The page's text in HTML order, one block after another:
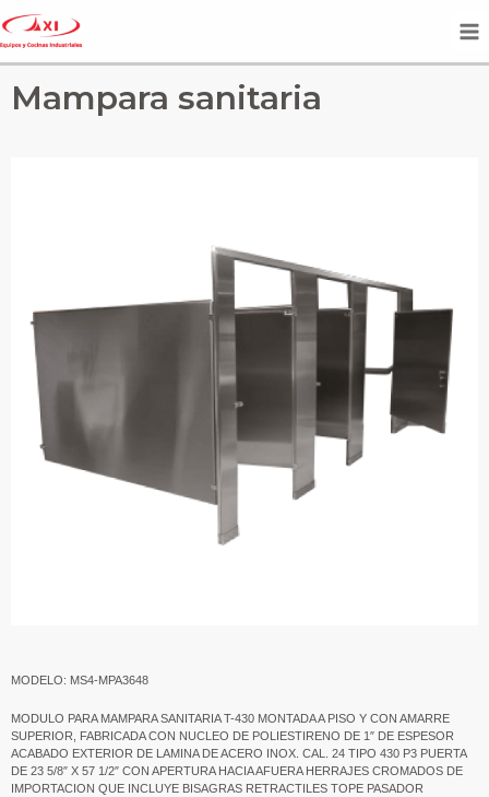
Mampara sanitaria
MODELO: MS4-MPA3648
MODULO PARA MAMPARA SANITARIA T-430 MONTADA A PISO Y CON AMARRE
SUPERIOR, FABRICADA CON NUCLEO DE POLIESTIRENO DE 1″ DE ESPESOR
ACABADO EXTERIOR DE LAMINA DE ACERO INOX. CAL. 24 TIPO 430 P3 PUERTA
DE 23 5/8″ X 57 1/2″ CON APERTURA HACIA AFUERA HERRAJES CROMADOS DE
IMPORTACION QUE INCLUYE BISAGRAS RETRACTILES TOPE PASADOR